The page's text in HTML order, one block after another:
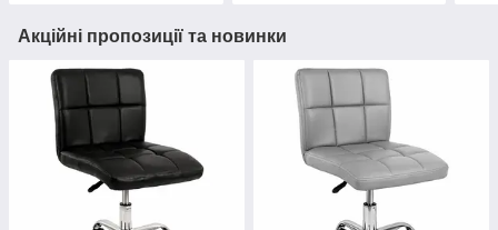
Акційні пропозиції та новинки